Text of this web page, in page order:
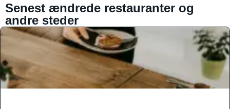
Senest ændrede restauranter og
andre steder